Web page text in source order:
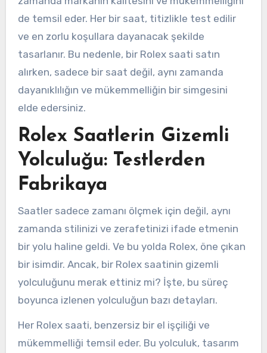
de temsil eder. Her bir saat, titizlikle test edilir
ve en zorlu koşullara dayanacak şekilde
tasarlanır. Bu nedenle, bir Rolex saati satın
alırken, sadece bir saat değil, aynı zamanda
dayanıklılığın ve mükemmelliğin bir simgesini
elde edersiniz.
Rolex Saatlerin Gizemli
Yolculuğu: Testlerden
Fabrikaya
Saatler sadece zamanı ölçmek için değil, aynı
zamanda stilinizi ve zerafetinizi ifade etmenin
bir yolu haline geldi. Ve bu yolda Rolex, öne çıkan
bir isimdir. Ancak, bir Rolex saatinin gizemli
yolculuğunu merak ettiniz mi? İşte, bu süreç
boyunca izlenen yolculuğun bazı detayları.
Her Rolex saati, benzersiz bir el işçiliği ve
mükemmelliği temsil eder. Bu yolculuk, tasarım